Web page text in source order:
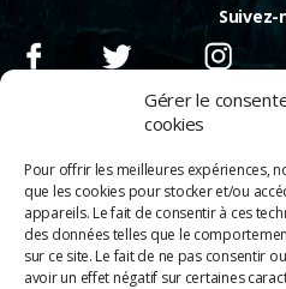
Gérer le
cookies
Pour offrir les meilleures expériences,
que les cookies pour stocker et/ou
appareils. Le fait de consentir à ces
des données telles que le
sur ce site. Le fait de ne pas consentir
avoir un effet négatif sur certaines
Suivez-